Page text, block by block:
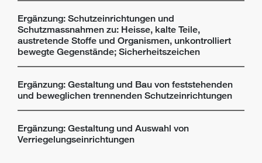
Ergänzung: Schutzeinrichtungen und
Schutzmassnahmen zu: Heisse, kalte Teile,
austretende Stoffe und Organismen, unkontrolliert
bewegte Gegenstände; Sicherheitszeichen
Ergänzung: Gestaltung und Bau von feststehenden
und beweglichen trennenden Schutzeinrichtungen
Ergänzung: Gestaltung und Auswahl von
Verriegelungseinrichtungen